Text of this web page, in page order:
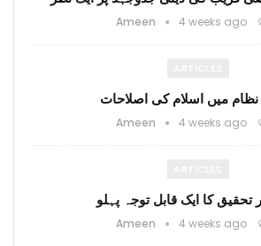
Ameen 4 weeks ago
میں اسلام کی اصلاحات
Ameen 4 weeks ago
تحقیق کا ایک قابل توجہ پہلو
Ameen 4 weeks ago